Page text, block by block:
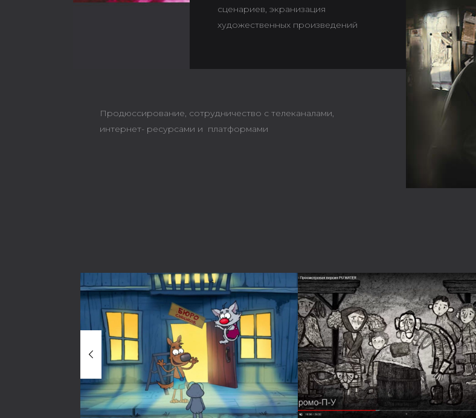
сценариев, экранизация
художественных произведений
Продюссирование, сотрудничество с телеканалами,
интернет- ресурсами и платформами